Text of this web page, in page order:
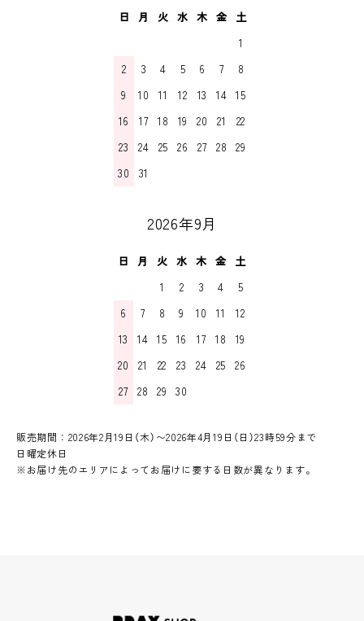
日 月 火 水 木 金 土
1
2
3 4 5 6 7
8
9
10 11 12 13 14 15
16
17 18 19 20 21
22
23
24 25 26 27 28
29
30
31
2026年9月
日 月 火 水 木 金 土
1
2 3 4
5
6
7 8 9 10 11
12
13
14 15 16 17 18
19
20
21 22 23 24 25
26
27
28 29 30
販売期間：2026年2月19日（木）〜2026年4月19日（日）23時59分まで
日曜定休日
※お届け先のエリアによってお届けに要する日数が異なります。